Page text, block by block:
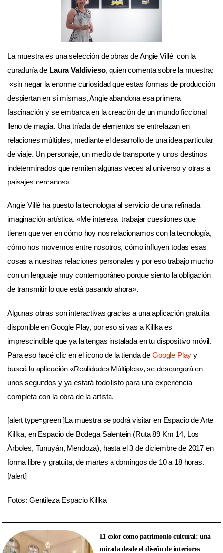
La muestra es una selección de obras de Angie Villé con la
curaduría de Laura Valdivieso, quien comenta sobre la muestra:
«sin negar la enorme curiosidad que estas formas de producción
despiertan en sí mismas, Angie abandona esa primera
fascinación y se embarca en la creación de un mundo ficcional
lleno de magia. Una tríada de elementos se entrelazan en
relaciones múltiples, mediante el desarrollo de una idea particular
de viaje. Un personaje, un medio de transporte y unos destinos
indeterminados que remiten algunas veces al universo y otras a
paisajes cercanos».
Angie Villé ha puesto la tecnología al servicio de una refinada
imaginación artística. «Me interesa trabajar cuestiones que
tienen que ver en cómo hoy nos relacionamos con la tecnología,
cómo nos movemos entre nosotros, cómo influyen todas esas
cosas a nuestras relaciones personales y por eso trabajo mucho
con un lenguaje muy contemporáneo porque siento la obligación
de transmitir lo que está pasando ahora».
Algunas obras son interactivas gracias a una aplicación gratuita
disponible en Google Play, por eso si vas a Killka es
imprescindible que ya la tengas instalada en tu dispositivo móvil.
Para eso hacé clic en el ícono de la tienda de Google Play y
buscá la aplicación «Realidades Múltiples», se descargará en
unos segundos y ya estará todo listo para una experiencia
completa con la obra de la artista.
[alert type=green ]La muestra se podrá visitar en Espacio de Arte
Killka, en Espacio de Bodega Salentein (Ruta 89 Km 14, Los
Árboles, Tunuyán, Mendoza), hasta el 3 de diciembre de 2017 en
forma libre y gratuita, de martes a domingos de 10 a 18 horas.
[/alert]
Fotos: Gentileza Espacio Killka
El color como patrimonio cultural: una
mirada desde el diseño de interiores